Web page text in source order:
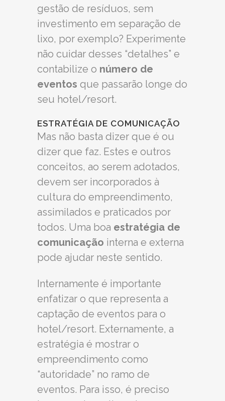
gestão de resíduos, sem
investimento em separação de
lixo, por exemplo? Experimente
não cuidar desses “detalhes” e
contabilize o número de
eventos que passarão longe do
seu hotel/resort.
ESTRATÉGIA DE COMUNICAÇÃO
Mas não basta dizer que é ou
dizer que faz. Estes e outros
conceitos, ao serem adotados,
devem ser incorporados à
cultura do empreendimento,
assimilados e praticados por
todos. Uma boa estratégia de
comunicação interna e externa
pode ajudar neste sentido.
Internamente é importante
enfatizar o que representa a
captação de eventos para o
hotel/resort. Externamente, a
estratégia é mostrar o
empreendimento como
“autoridade” no ramo de
eventos. Para isso, é preciso